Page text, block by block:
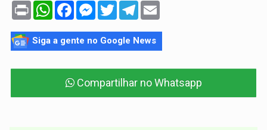
Print WhatsAppFacebookMessenger
TwitterTelegram
Siga a gente no Google News
Compartilhar no Whatsapp